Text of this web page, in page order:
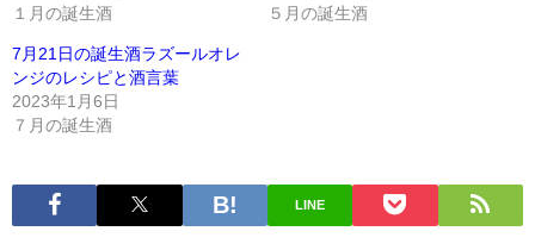
１月の誕生酒
５月の誕生酒
7月21日の誕生酒ラズールオレ
ンジのレシピと酒言葉
2023年1月6日
７月の誕生酒
LINE